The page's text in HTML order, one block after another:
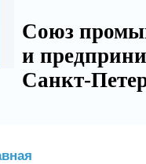
Союз
и
Санкт-